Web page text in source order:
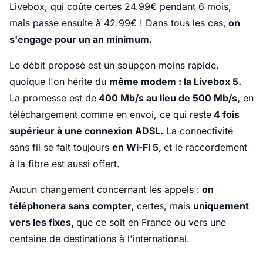
Livebox, qui coûte certes 24.99€ pendant 6 mois,
mais passe ensuite à 42.99€ ! Dans tous les cas, on
s'engage pour un an minimum.
Le débit proposé est un soupçon moins rapide,
quoique l'on hérite du même modem : la Livebox 5.
La promesse est de 400 Mb/s au lieu de 500 Mb/s, en
téléchargement comme en envoi, ce qui reste 4 fois
supérieur à une connexion ADSL. La connectivité
sans fil se fait toujours en Wi-Fi 5, et le raccordement
à la fibre est aussi offert.
Aucun changement concernant les appels : on
téléphonera sans compter, certes, mais uniquement
vers les fixes, que ce soit en France ou vers une
centaine de destinations à l'international.